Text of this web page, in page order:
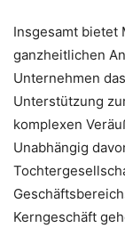
Insgesamt bietet
ganzheitlichen
Unternehmen
Unterstützung
komplexen
Unabhängig
Kerngeschäft